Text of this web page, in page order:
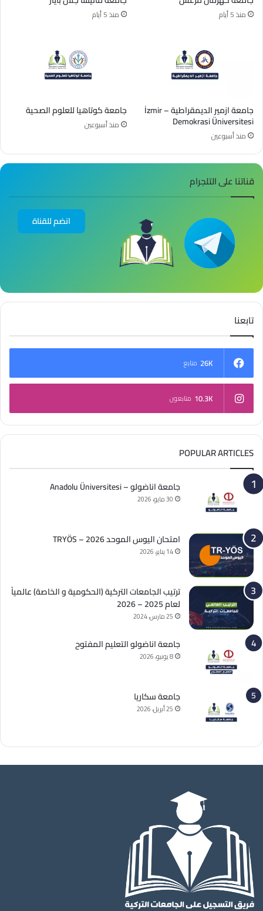
منذ 5 أيام منذ 5 أيام
جامعة ازمير الديمقراطية – İzmir
Demokrasi Üniversitesi
منذ أسبوعين
جامعة كوتاهيا للعلوم الصحية
منذ أسبوعين
قناتنا على التلجرام
انضم للقناة
تابعنا
26K متابع
10.3K متابعون
POPULAR ARTICLES
جامعة اناضولو – Anadolu Üniversitesi
30 مايو، 2026
امتحان اليوس الموحد 2026 – TRYÖS
14 يناير، 2026
ترتيب الجامعات التركية (الحكومية و الخاصة) عالمياً
لعام 2025 – 2026
25 مارس، 2024
جامعة اناضولو التعليم المفتوح
8 يونيو، 2026
جامعة سكاريا
25 أبريل، 2026